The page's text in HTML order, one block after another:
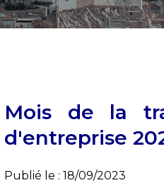
Mois de la
d'entreprise
Publié le : 18/09/2023